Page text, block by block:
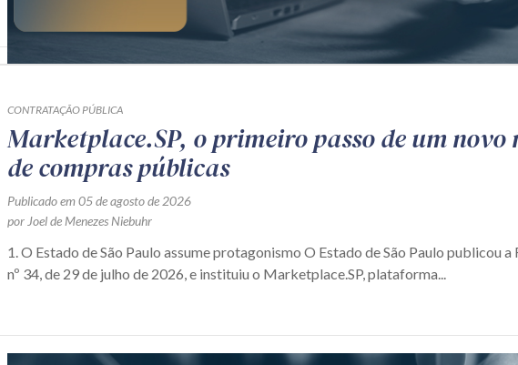
CONTRATAÇÃO PÚBLICA
Marketplace.SP, o primeiro passo de um novo
de compras públicas
Publicado em 05 de agosto de 2026
por Joel de Menezes Niebuhr
1. O Estado de São Paulo assume protagonismo O Estado de São Paulo publicou a
nº 34, de 29 de julho de 2026, e instituiu o Marketplace.SP, plataforma...